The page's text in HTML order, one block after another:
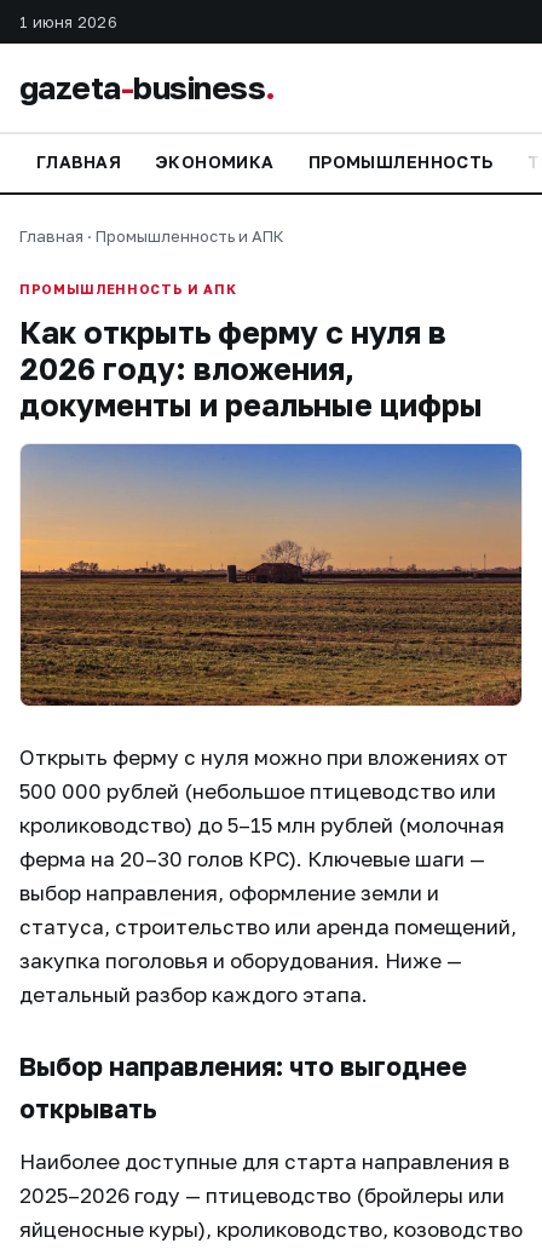
1 июня 2026
gazeta-business.
ГЛАВНАЯ ЭКОНОМИКА ПРОМЫШЛЕННОСТЬ
Главная · Промышленность и АПК
ПРОМЫШЛЕННОСТЬ И АПК
Как открыть ферму с нуля в
2026 году: вложения,
документы и реальные цифры
Открыть ферму с нуля можно при вложениях от
500 000 рублей (небольшое птицеводство или
кролиководство) до 5–15 млн рублей (молочная
ферма на 20–30 голов КРС). Ключевые шаги —
выбор направления, оформление земли и
статуса, строительство или аренда помещений,
закупка поголовья и оборудования. Ниже —
детальный разбор каждого этапа.
Выбор направления: что выгоднее
открывать
Наиболее доступные для старта направления в
2025–2026 году — птицеводство (бройлеры или
яйценосные куры), кролиководство, козоводство